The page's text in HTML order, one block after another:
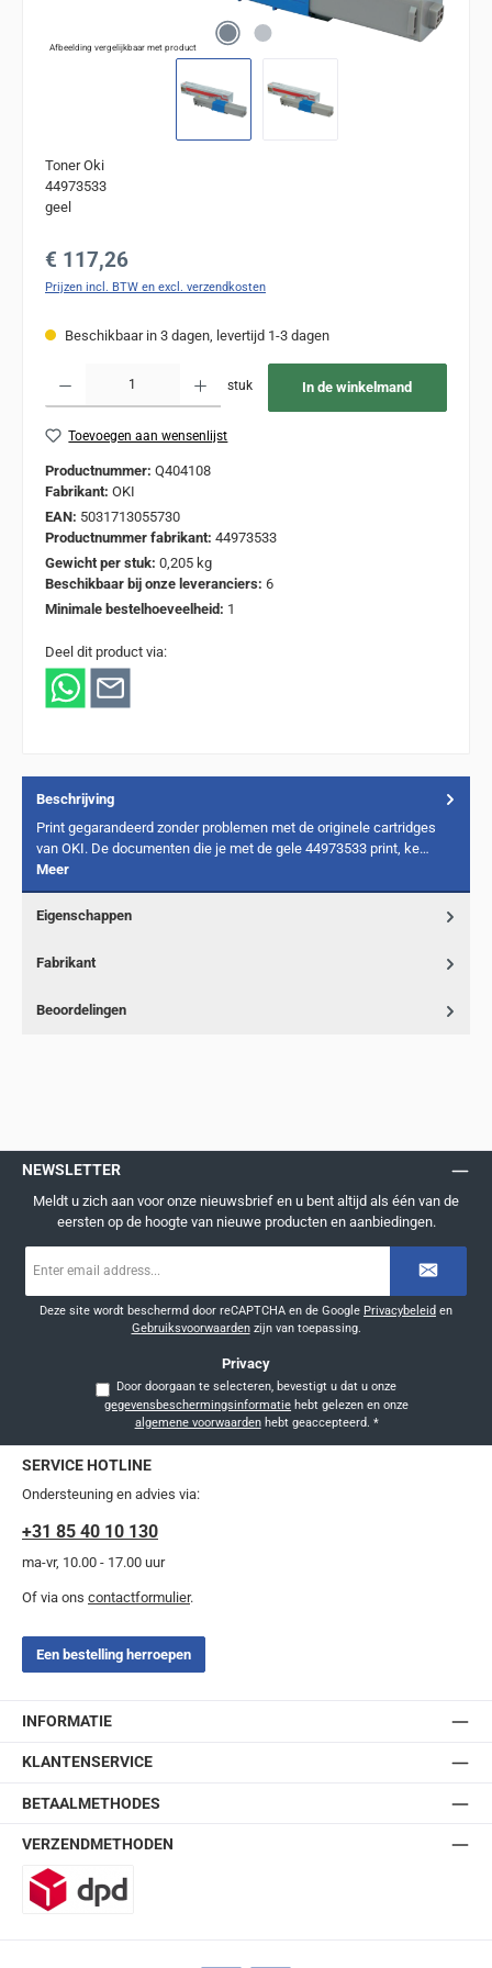
Afbeelding vergelijkbaar met product
Toner Oki
44973533
geel
Normale prijs:
€ 117,26
Prijzen incl. BTW en excl. verzendkosten
Beschikbaar in 3 dagen, levertijd 1-3 dagen
stuk In de winkelmand
Toevoegen aan wensenlijst
Productnummer: Q404108
Fabrikant: OKI
EAN: 5031713055730
Productnummer fabrikant: 44973533
Gewicht per stuk: 0,205 kg
Beschikbaar bij onze leveranciers: 6
Minimale bestelhoeveelheid: 1
Deel dit product via:
Beschrijving
Print gegarandeerd zonder problemen met de originele cartridges
van OKI. De documenten die je met de gele 44973533 print, ke…
Meer
Eigenschappen
Fabrikant
Beoordelingen
NEWSLETTER
Meldt u zich aan voor onze nieuwsbrief en u bent altijd als één van de
eersten op de hoogte van nieuwe producten en aanbiedingen.
mailadres
Deze site wordt beschermd door reCAPTCHA en de Google Privacybeleid en
Gebruiksvoorwaardenzijn van toepassing.
Privacy
Door doorgaan te selecteren, bevestigt u dat u onze
gegevensbeschermingsinformatie
algemene voorwaardenhebt geaccepteerd. *
SERVICE HOTLINE
Ondersteuning en advies via:
+31 85 40 10 130
ma-vr, 10.00 - 17.00 uur
Of via ons contactformulier.
Een bestelling herroepen
INFORMATIE
KLANTENSERVICE
BETAALMETHODES
VERZENDMETHODEN